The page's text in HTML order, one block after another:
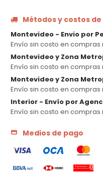
Métodos y costos
Montevideo - Envio por
Envío sin costo en compras
Montevideo y Zona
Envío sin costo en compras
Montevideo y Zona
Envío sin costo en compras
Interior - Envío por
Envío sin costo en compras
Medios de pago